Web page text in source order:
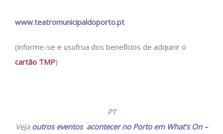
www.teatromunicipaldoporto.pt
(informe-se e usufrua dos benefícios de adquirir o
cartão TMP)
PT
Veja outros eventos acontecer no Porto em What’s On –